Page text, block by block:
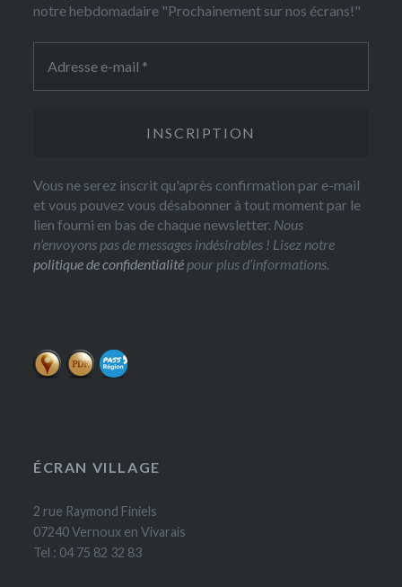
notre hebdomadaire "Prochainement sur nos écrans!"
Vous ne serez inscrit qu'après confirmation par e-mail
et vous pouvez vous désabonner à tout moment par le
lien fourni en bas de chaque newsletter. Nous
n’envoyons pas de messages indésirables ! Lisez notre
politique de confidentialité pour plus d’informations.
ÉCRAN VILLAGE
2 rue Raymond Finiels
07240 Vernoux en Vivarais
Tel : 04 75 82 32 83